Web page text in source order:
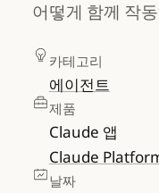
어떻게 함께 작
카테고리
에이전트
제품
Claude 앱
Claude
날짜